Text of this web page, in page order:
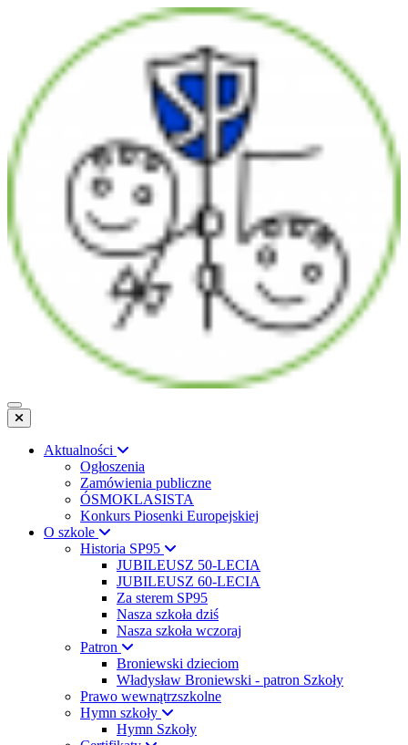
Aktualności
Ogłoszenia
Zamówienia publiczne
ÓSMOKLASISTA
Konkurs Piosenki Europejskiej
O szkole
Historia SP95
JUBILEUSZ 50-LECIA
JUBILEUSZ 60-LECIA
Za sterem SP95
Nasza szkoła dziś
Nasza szkoła wczoraj
Patron
Broniewski dzieciom
Władysław Broniewski - patron Szkoły
Prawo wewnątrzszkolne
Hymn szkoły
Hymn Szkoły